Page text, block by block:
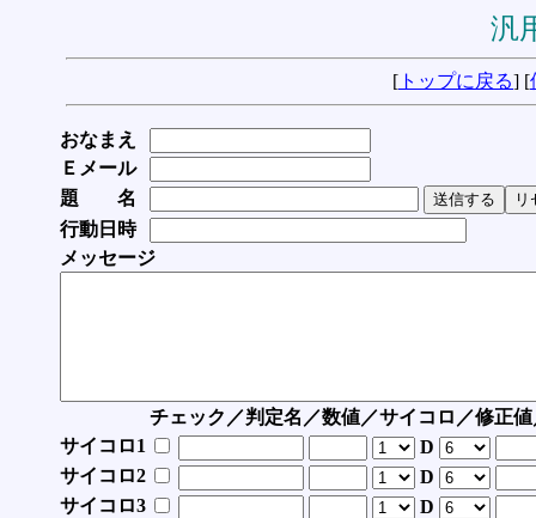
汎
[ トップに戻る] [
おなまえ
Ｅメール
題 名
行動日時
メッセージ
チェック／判定名／数値／サイコロ／修正
サイコロ1
D
サイコロ2
D
サイコロ3
D